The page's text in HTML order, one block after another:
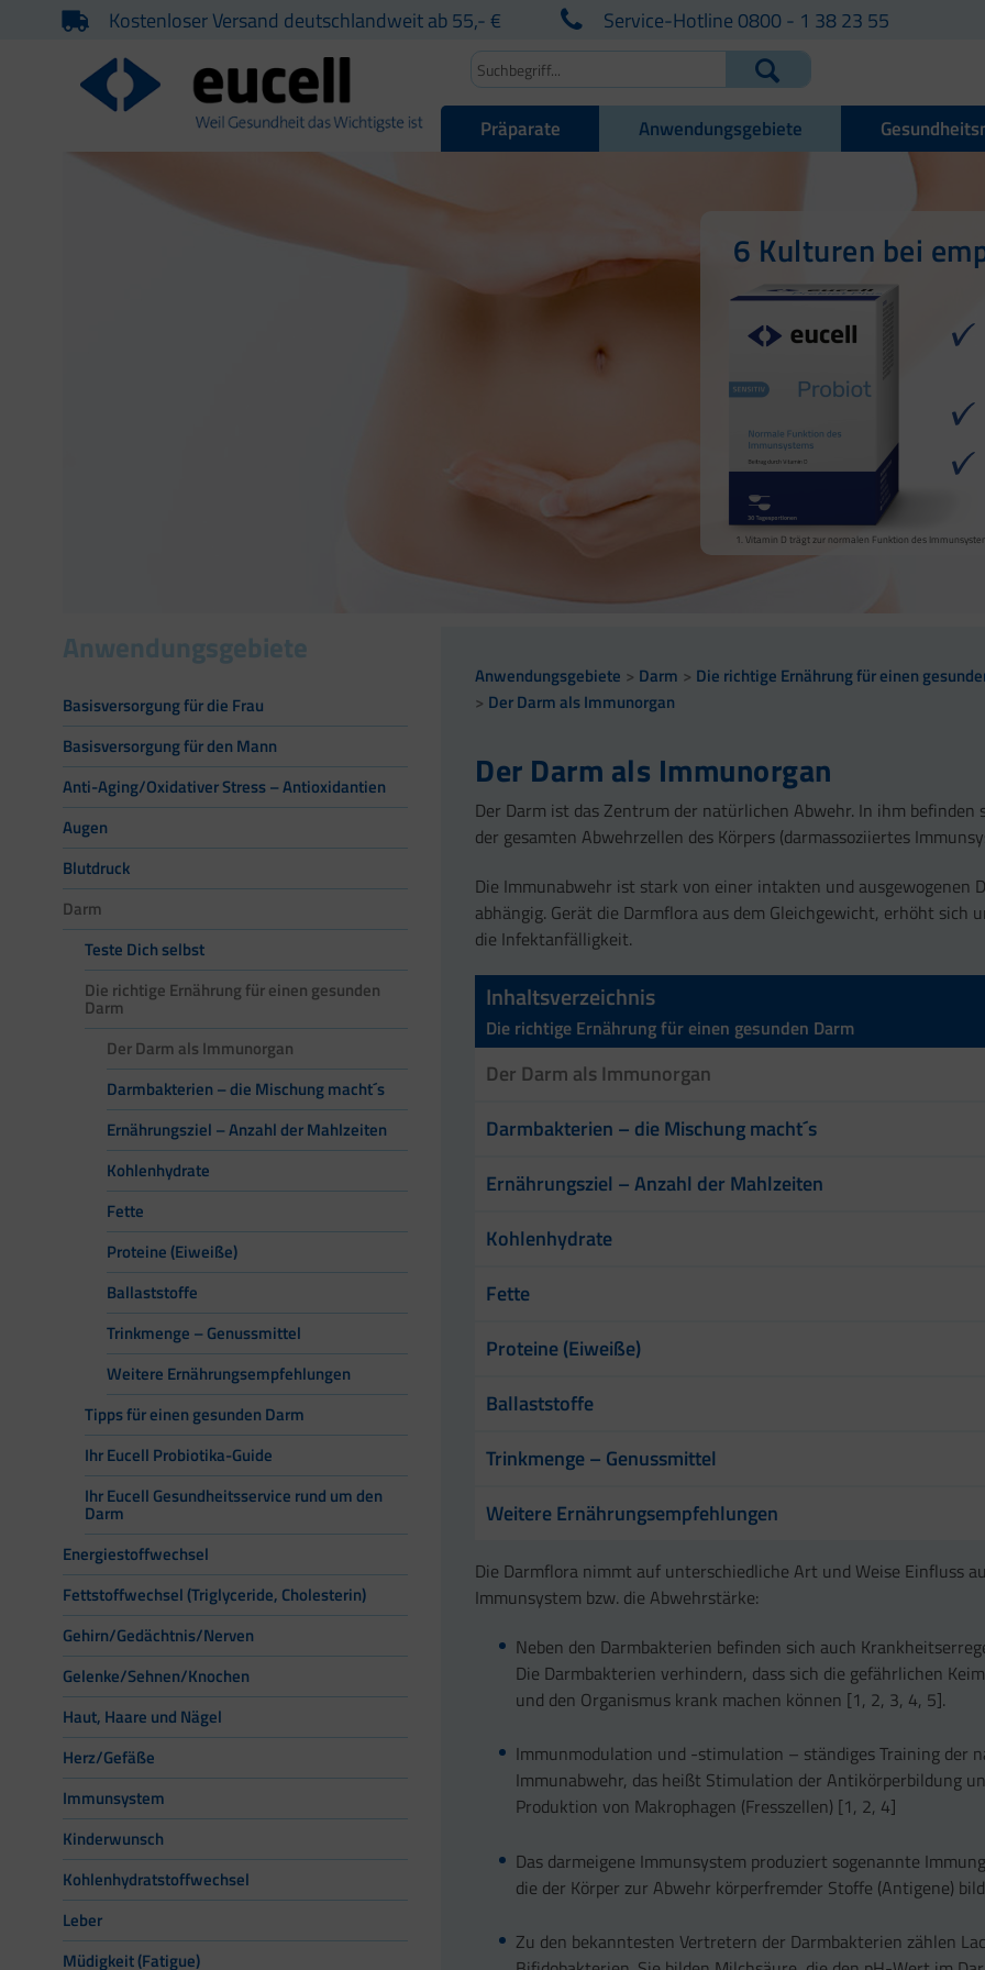
Kostenloser Versand deutschlandweit ab 55,- € Service-Hotline 0800 - 1 38 23 55
Präparate Anwendungsgebiete
6 Kulturen bei
Vitamin D trägt zur normalen Funktion des
Für die
Calcium trägt zur normalen Funktion von
sowie zu einem normalen Stoffwechsel von
Vitamin D und Zink tragen zur normalen Funktion des
Anwendungsgebiete
Basisversorgung für die Frau
Basisversorgung für den Mann
Anti-Aging/Oxidativer Stress – Antioxidantien
Augen
Blutdruck
Darm
Teste Dich selbst
Die richtige Ernährung für einen gesunden
Darm
Der Darm als Immunorgan
Darmbakterien – die Mischung macht´s
Ernährungsziel – Anzahl der Mahlzeiten
Kohlenhydrate
Fette
Proteine (Eiweiße)
Ballaststoffe
Trinkmenge – Genussmittel
Weitere Ernährungsempfehlungen
Tipps für einen gesunden Darm
Ihr Eucell Probiotika-Guide
Ihr Eucell Gesundheitsservice rund um den
Darm
Energiestoffwechsel
Fettstoffwechsel (Triglyceride, Cholesterin)
Gehirn/Gedächtnis/Nerven
Gelenke/Sehnen/Knochen
Haut, Haare und Nägel
Herz/Gefäße
Immunsystem
Kinderwunsch
Kohlenhydratstoffwechsel
Leber
Müdigkeit (Fatigue)
Anwendungsgebiete Darm
Die richtige Ernährung für einen
Der Darm als Immunorgan
Der Darm als Immunorgan
Der Darm ist das Zentrum der natürlichen Abwehr. In ihm befinden
der gesamten Abwehrzellen des Körpers (darmassoziiertes
Die Immunabwehr ist stark von einer intakten und ausgewogenen
abhängig. Gerät die Darmflora aus dem Gleichgewicht, erhöht sich
die Infektanfälligkeit.
Inhaltsverzeichnis
Die richtige Ernährung für einen gesunden Darm
Der Darm als Immunorgan
Darmbakterien – die Mischung macht´s
Ernährungsziel – Anzahl der Mahlzeiten
Kohlenhydrate
Fette
Proteine (Eiweiße)
Ballaststoffe
Trinkmenge – Genussmittel
Weitere Ernährungsempfehlungen
Die Darmflora nimmt auf unterschiedliche Art und Weise Einfluss
Immunsystem bzw. die Abwehrstärke:
Neben den Darmbakterien befinden sich auch
Die Darmbakterien verhindern, dass sich die gefährlichen
und den Organismus krank machen können [1, 2, 3, 4, 5].
Immunmodulation und -stimulation – ständiges Training der
Immunabwehr, das heißt Stimulation der Antikörperbildung
Produktion von Makrophagen (Fresszellen) [1, 2, 4]
Das darmeigene Immunsystem produziert sogenannte
die der Körper zur Abwehr körperfremder Stoffe (Antigene)
Zu den bekanntesten Vertretern der Darmbakterien zählen